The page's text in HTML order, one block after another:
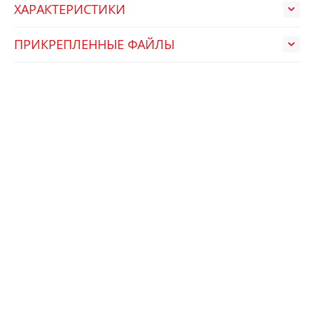
ХАРАКТЕРИСТИКИ
ПРИКРЕПЛЕННЫЕ ФАЙЛЫ